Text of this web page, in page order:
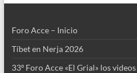
Foro Acce – Inicio
Tíbet en Nerja 2026
33º Foro Acce «El Grial» los videos